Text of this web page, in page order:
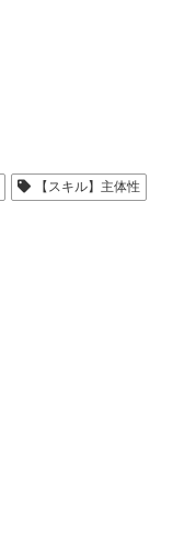
【スキル】主体性